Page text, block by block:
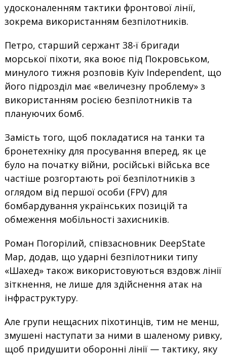
удосконаленням тактики фронтової лінії,
зокрема використанням безпілотників.
Петро, старший сержант 38-ї бригади
морської піхоти, яка воює під Покровськом,
минулого тижня розповів Kyiv Independent, що
його підрозділ має «величезну проблему» з
використанням росією безпілотників та
плануючих бомб.
Замість того, щоб покладатися на танки та
бронетехніку для просування вперед, як це
було на початку війни, російські війська все
частіше розгортають рої безпілотників з
оглядом від першої особи (FPV) для
бомбардування українських позицій та
обмеження мобільності захисників.
Роман Погорілий, співзасновник DeepState
Map, додав, що ударні безпілотники типу
«Шахед» також використовуються вздовж лінії
зіткнення, не лише для здійснення атак на
інфраструктуру.
Але групи нещасних піхотинців, тим не менш,
змушені наступати за ними в шаленому ривку,
щоб придушити оборонні лінії — тактику, яку